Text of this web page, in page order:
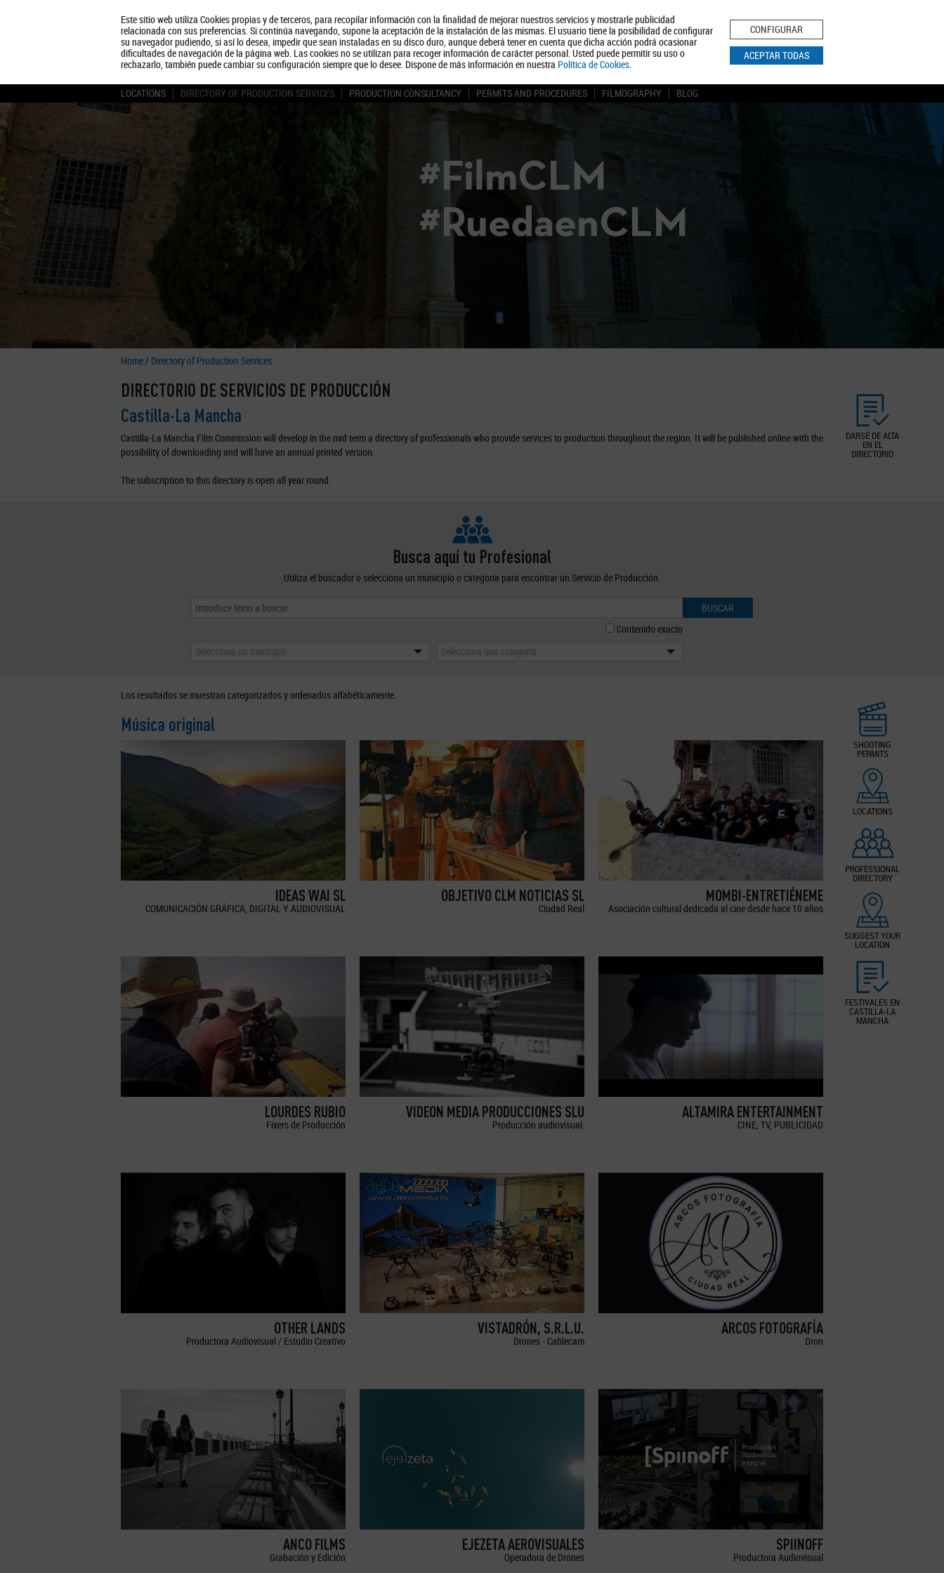
Este sitio web utiliza Cookies propias y de terceros, para recopilar información con la finalidad de mejorar nuestros servicios y mostrarle publicidad
relacionada con sus preferencias. Si continúa navegando, supone la aceptación de la instalación de las mismas. El usuario tiene la posibilidad de configurar
su navegador pudiendo, si así lo desea, impedir que sean instaladas en su disco duro, aunque deberá tener en cuenta que dicha acción podrá ocasionar
dificultades de navegación de la página web. Las cookies no se utilizan para recoger información de carácter personal. Usted puede permitir su uso o
rechazarlo, también puede cambiar su configuración siempre que lo desee. Dispone de más información en nuestra Política de Cookies.
CONFIGURAR
ACEPTAR TODAS
About us Tourism Política de Privacidad Aviso Legal Política de Cookies
BUSCAR
LOCATIONS DIRECTORY OF PRODUCTION SERVICES PRODUCTION CONSULTANCY PERMITS AND PROCEDURES FILMOGRAPHY BLOG
#FilmCLM
#RuedaenCLM
Home/ Directory of Production Services
DARSE DE ALTA
EN EL
DIRECTORIO
DIRECTORIO DE SERVICIOS DE PRODUCCIÓN
Castilla-La Mancha
Castilla-La Mancha Film Commission will develop in the mid term a directory of professionals who provide services to production throughout the region. It will be published online with the
possibility of downloading and will have an annual printed version.
The subscription to this directory is open all year round.
Busca aquí tu Profesional
Utiliza el buscador o selecciona un municipio o categoría para encontrar un Servicio de Producción.
BUSCAR
Contenido exacto
Selecciona un municipio
Selecciona una categoría
SHOOTING
PERMITS
LOCATIONS
PROFESSIONAL
DIRECTORY
SUGGEST YOUR
LOCATION
FESTIVALES EN
CASTILLA-LA
MANCHA
Los resultados se muestran categorizados y ordenados alfabéticamente.
Música original
IDEAS WAI SL
COMUNICACIÓN GRÁFICA, DIGITAL Y AUDIOVISUAL
OBJETIVO CLM NOTICIAS SL
Ciudad Real
MOMBI-ENTRETIÉNEME
Asociación cultural dedicada al cine desde hace 10 años
LOURDES RUBIO
Fixers de Producción
VIDEON MEDIA PRODUCCIONES SLU
Producción audiovisual.
ALTAMIRA ENTERTAINMENT
CINE, TV, PUBLICIDAD
OTHER LANDS
Productora Audiovisual / Estudio Creativo
VISTADRÓN, S.R.L.U.
Drones - Cablecam
ARCOS FOTOGRAFÍA
Dron
ANCO FILMS
Grabación y Edición
EJEZETA AEROVISUALES
Operadora de Drones
SPIINOFF
Productora Audiovisual